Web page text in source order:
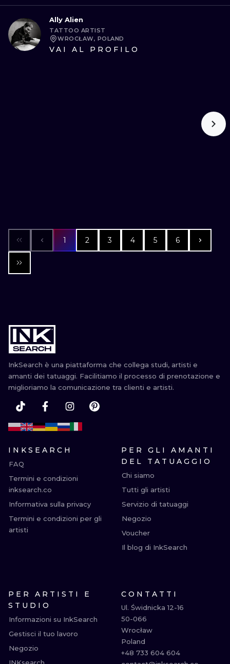
Ally Alien
TATTOO ARTIST
WROCŁAW, POLAND
VAI AL PROFILO
1 2 3 4 5 6
InkSearch è una piattaforma che collega studi, artisti e
amanti dei tatuaggi. Facilitiamo il processo di prenotazione e
miglioriamo la comunicazione tra clienti e artisti.
INKSEARCH
FAQ
Termini e condizioni
inksearch.co
Informativa sulla privacy
Termini e condizioni per gli
artisti
PER GLI AMANTI
DEL TATUAGGIO
Chi siamo
Tutti gli artisti
Servizio di tatuaggi
Negozio
Voucher
Il blog di InkSearch
PER ARTISTI E
STUDIO
Informazioni su InkSearch
Gestisci il tuo lavoro
Negozio
CONTATTI
Ul. Świdnicka 12-16
50-066
Wrocław
Poland
+48 733 604 604